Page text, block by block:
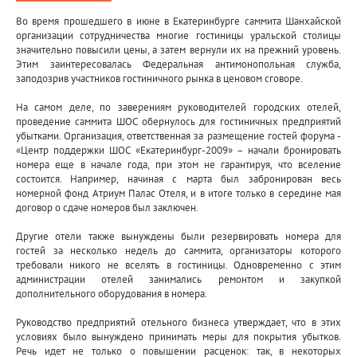
Во время прошедшего в июне в Екатеринбурге саммита Шанхайской
организации сотрудничества многие гостиницы уральской столицы
значительно повысили цены, а затем вернули их на прежний уровень.
Этим заинтересовалась Федеральная антимонопольная служба,
заподозрив участников гостиничного рынка в ценовом сговоре.
На самом деле, по заверениям руководителей городских отелей,
проведение саммита ШОС обернулось для гостиничных предприятий
убытками. Организация, ответственная за размещение гостей форума -
«Центр поддержки ШОС «Екатеринбург-2009» – начали бронировать
номера еще в начале года, при этом не гарантируя, что вселение
состоится. Например, начиная с марта был забронирован весь
номерной фонд Атриум Палас Отеля, и в итоге только в середине мая
договор о сдаче номеров был заключен.
Другие отели также вынуждены были резервировать номера для
гостей за несколько недель до саммита, организаторы которого
требовали никого не вселять в гостиницы. Одновременно с этим
администрации отелей занимались ремонтом и закупкой
дополнительного оборудования в номера.
Руководство предприятий отельного бизнеса утверждает, что в этих
условиях было вынуждено принимать меры для покрытия убытков.
Речь идет не только о повышении расценок: так, в некоторых